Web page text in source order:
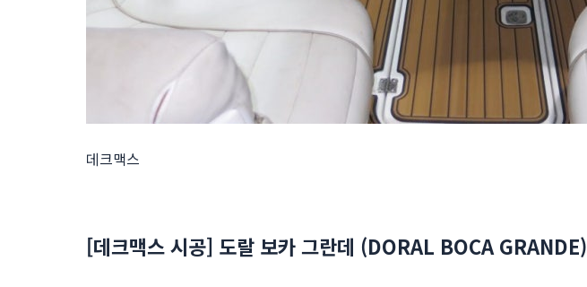
데크맥스
[데크맥스 시공] 도랄 보카 그란데 (DORAL BOCA GRANDE)